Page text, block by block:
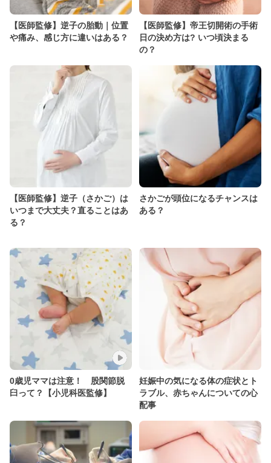
【医師監修】逆子の胎動｜位置
や痛み、感じ方に違いはある？
【医師監修】帝王切開術の手術
日の決め方は? いつ頃決まる
の？
【医師監修】逆子（さかご）は
いつまで大丈夫？直ることはあ
る？
さかごが頭位になるチャンスは
ある？
0歳児ママは注意！ 股関節脱
臼って？【小児科医監修】
妊娠中の気になる体の症状とト
ラブル、赤ちゃんについての心
配事